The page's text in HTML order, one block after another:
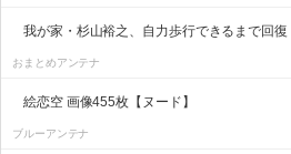
我が家・杉山裕之、自力歩行できるまで回
おまとめアンテナ
絵恋空 画像455枚【ヌード】
ブルーアンテナ